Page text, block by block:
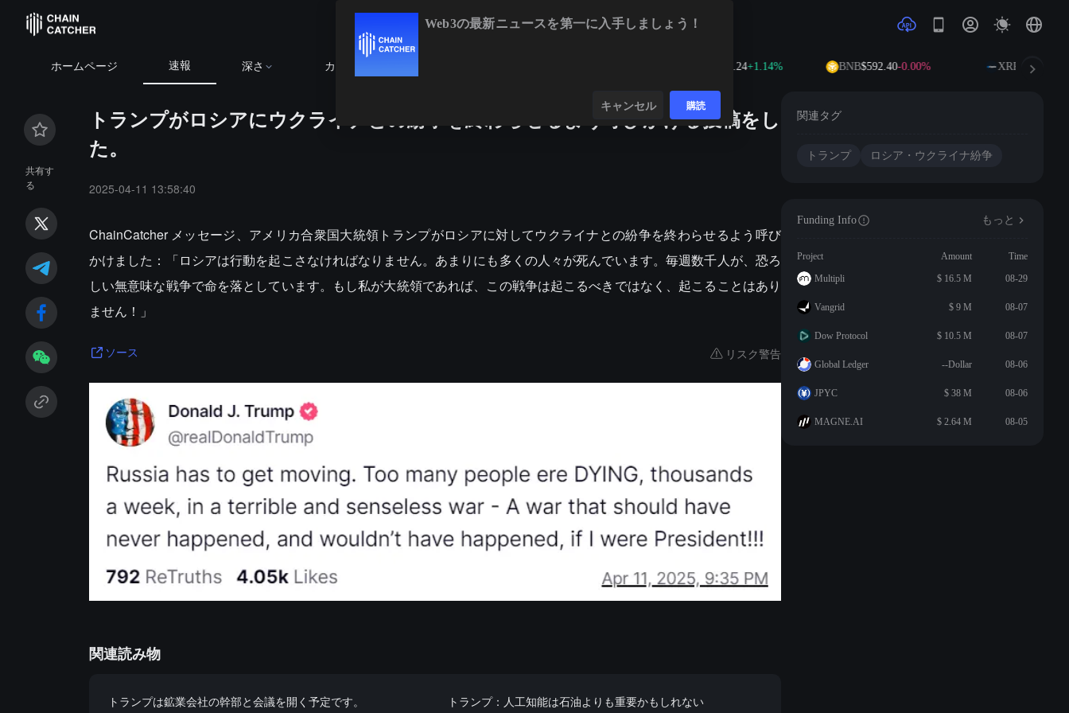
ホームページ 速報 深さ カレンダー $1,926.24+1.14% BNB$592.40-0.00% XRP$1.04-0.51%
共有す
る
トランプがロシアにウクライナとの紛争を終わらせるよう呼びかける投稿をし
た。
2025-04-11 13:58:40
ChainCatcher メッセージ、アメリカ合衆国大統領トランプがロシアに対してウクライナとの紛争を終わらせるよう呼び
かけました：「ロシアは行動を起こさなければなりません。あまりにも多くの人々が死んでいます。毎週数千人が、恐ろ
しい無意味な戦争で命を落としています。もし私が大統領であれば、この戦争は起こるべきではなく、起こることはあり
ません！」
ソース リスク警告
関連読み物
トランプは鉱業会社の幹部と会議を開く予定です。
トランプ：人工知能は石油よりも重要かもしれない
関連タグ
トランプ ロシア・ウクライナ紛争
Funding Info もっと
Project Amount
Time
Multipli
$ 16.5 M 08-29
Vangrid $ 9 M 08-07
Dow Protocol $ 10.5 M 08-07
Global Ledger --Dollar 08-06
JPYC $ 38 M 08-06
MAGNE.AI $ 2.64 M 08-05
Web3の最新ニュースを第一に入手しましょう！
キャンセル 購読